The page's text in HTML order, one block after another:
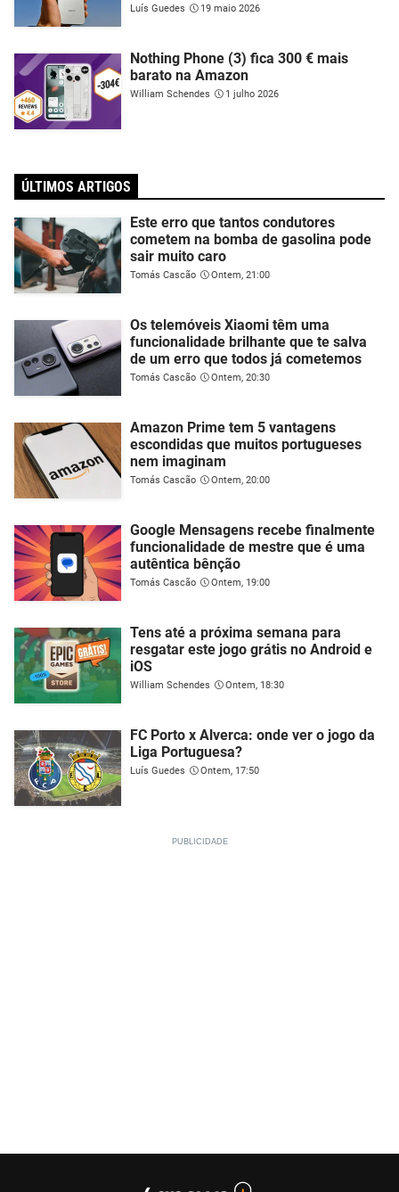
Luís Guedes 19 maio 2026
Nothing Phone (3) fica 300 € mais
barato na Amazon
William Schendes 1 julho 2026
ÚLTIMOS ARTIGOS
Este erro que tantos condutores
cometem na bomba de gasolina pode
sair muito caro
Tomás Cascão Ontem, 21:00
Os telemóveis Xiaomi têm uma
funcionalidade brilhante que te salva
de um erro que todos já cometemos
Tomás Cascão Ontem, 20:30
Amazon Prime tem 5 vantagens
escondidas que muitos portugueses
nem imaginam
Tomás Cascão Ontem, 20:00
Google Mensagens recebe finalmente
funcionalidade de mestre que é uma
autêntica bênção
Tomás Cascão Ontem, 19:00
Tens até a próxima semana para
resgatar este jogo grátis no Android e
iOS
William Schendes Ontem, 18:30
FC Porto x Alverca: onde ver o jogo da
Liga Portuguesa?
Luís Guedes Ontem, 17:50